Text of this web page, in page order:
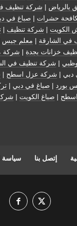
بالرياض | شركة تنظيف
حشرات | صباغ في
الكويت | شركة تنظيف |
في الشارقة | معلم جبس
خزانات بجدة | شركة
| شركة تنظيف في
دبي | شركة عزل اسطح |
بورد | صباغ في دبي |
| صباغ الكويت |
إتصل بنا سياسة